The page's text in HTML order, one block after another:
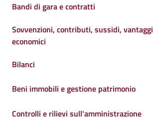
Bandi di gara e contratti
Sovvenzioni, contributi, sussidi, vantaggi
economici
Bilanci
Beni immobili e gestione patrimonio
Controlli e rilievi sull'amministrazione